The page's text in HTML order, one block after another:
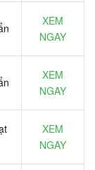
XEM
NGAY
XEM
NGAY
XEM
NGAY